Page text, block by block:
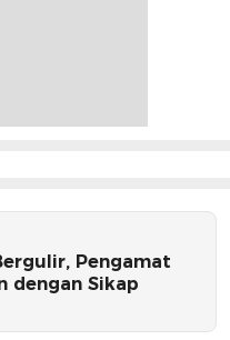
Pengamat
dengan Sikap